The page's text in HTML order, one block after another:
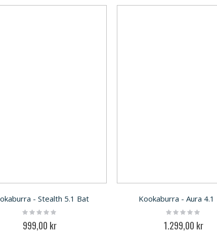
- Stealth 5.1 Bat
Rating:
999,00 kr
Kookaburra - Aura 4.1
Rating:
1.299,00 kr